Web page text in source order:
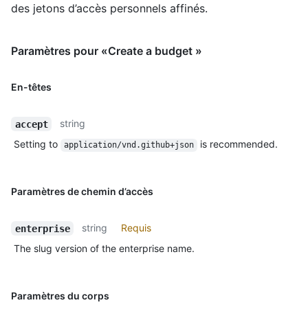
des jetons d’accès personnels affinés.
Paramètres pour «Create a budget »
En-têtes
accept
string
Setting to
application/vnd.github+json is recommended.
Paramètres de chemin d’accès
enterprise string
Requis
The slug version of the enterprise name.
Paramètres du corps